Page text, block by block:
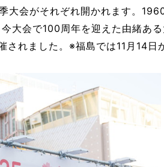
大会がそれぞれ開かれます。
大会で100周年を迎えた由緒あ
れました。※福島では11月14日